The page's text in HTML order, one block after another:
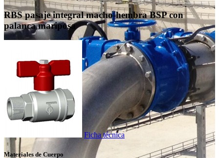
RBS pasaje integral macho-hembra BSP con
palanca mariposa
Ficha técnica
Materiales de Cuerpo